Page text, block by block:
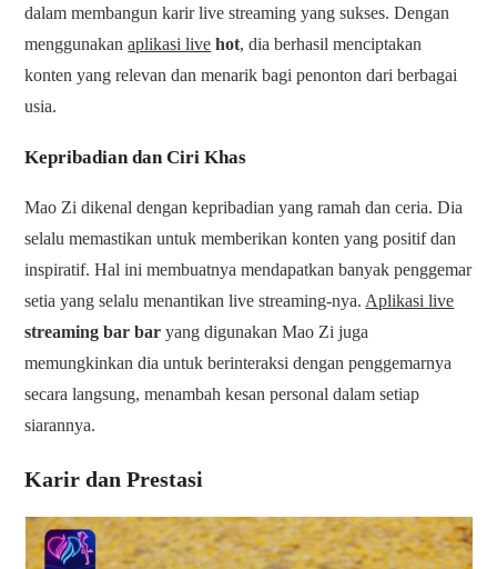
dalam membangun karir live streaming yang sukses. Dengan
menggunakanaplikasi live hot, dia berhasil menciptakan
konten yang relevan dan menarik bagi penonton dari berbagai
usia.
Kepribadian dan Ciri Khas
Mao Zi dikenal dengan kepribadian yang ramah dan ceria. Dia
selalu memastikan untuk memberikan konten yang positif dan
inspiratif. Hal ini membuatnya mendapatkan banyak penggemar
setia yang selalu menantikan live streaming-nya. Aplikasi live
streaming bar bar yang digunakan Mao Zi juga
memungkinkan dia untuk berinteraksi dengan penggemarnya
secara langsung, menambah kesan personal dalam setiap
siarannya.
Karir dan Prestasi